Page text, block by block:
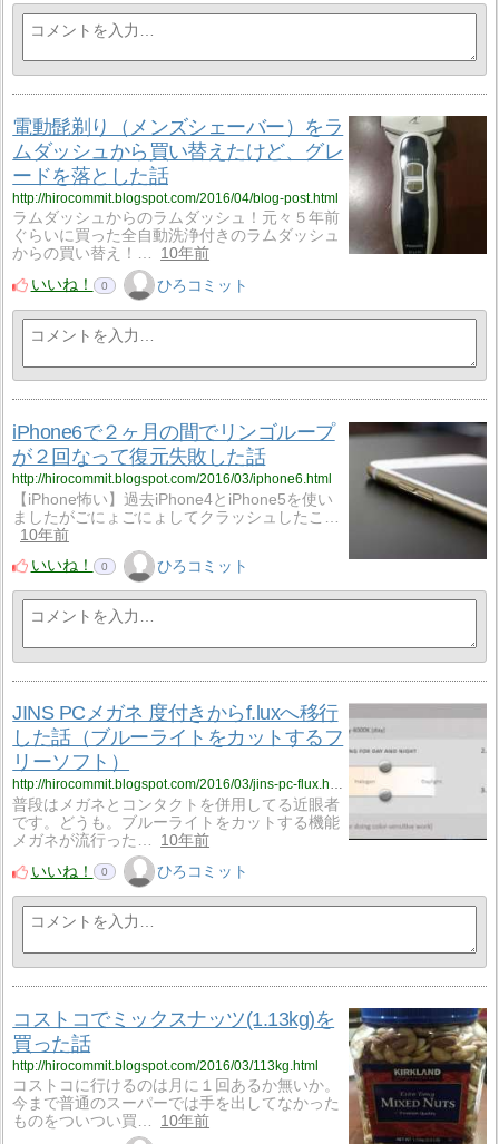
電動髭剃り（メンズシェーバー）をラ
ムダッシュから買い替えたけど、グレ
ードを落とした話
http://hirocommit.blogspot.com/2016/04/blog-post.html
ラムダッシュからのラムダッシュ！元々５年前
ぐらいに買った全自動洗浄付きのラムダッシュ
からの買い替え！…
10年前
いいね！
0 ひろコミット
iPhone6で２ヶ月の間でリンゴループ
が２回なって復元失敗した話
http://hirocommit.blogspot.com/2016/03/iphone6.html
【iPhone怖い】過去iPhone4とiPhone5を使い
ましたがごにょごにょしてクラッシュしたこ…
10年前
いいね！
0 ひろコミット
JINS PCメガネ 度付きからf.luxへ移行
した話（ブルーライトをカットするフ
リーソフト）
http://hirocommit.blogspot.com/2016/03/jins-pc-flux.html
普段はメガネとコンタクトを併用してる近眼者
です。どうも。ブルーライトをカットする機能
メガネが流行った…
10年前
いいね！
0 ひろコミット
コストコでミックスナッツ(1.13kg)を
買った話
http://hirocommit.blogspot.com/2016/03/113kg.html
コストコに行けるのは月に１回あるか無いか。
今まで普通のスーパーでは手を出してなかった
ものをついつい買…
10年前